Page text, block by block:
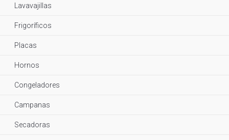
Lavavajillas
Frigoríficos
Placas
Hornos
Congeladores
Campanas
Secadoras